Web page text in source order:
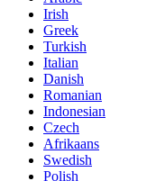
Irish
Greek
Turkish
Italian
Danish
Romanian
Indonesian
Czech
Afrikaans
Swedish
Polish